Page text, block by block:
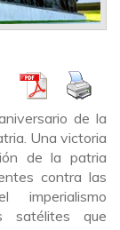
de la
Una victoria
de la patria
contra las
satélites que